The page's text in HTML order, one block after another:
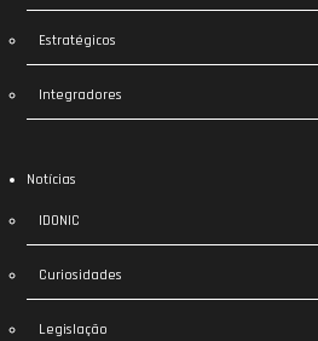
Estratégicos
Integradores
Notícias
IDONIC
Curiosidades
Legislação